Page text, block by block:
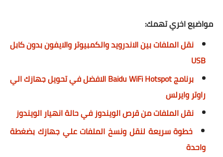
مواضيع اخري تهمك:
نقل الملفات بين الاندرويد والكمبيوتر والايفون بدون كابل
USB
برنامج Baidu WiFi Hotspot الافضل في تحويل جهازك الي
راوتر وايرلس
نقل الملفات من قرص الويندوز في حالة انهيار الويندوز
خطوة سريعة لنقل ونسخ الملفات علي جهازك بضغطة
واحدة